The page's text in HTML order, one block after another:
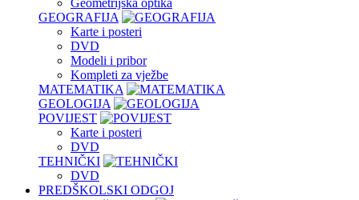
Geometrijska optika
GEOGRAFIJA
Karte i posteri
DVD
Modeli i pribor
Kompleti za vježbe
MATEMATIKA
GEOLOGIJA
POVIJEST
Karte i posteri
DVD
TEHNIČKI
DVD
PREDŠKOLSKI ODGOJ